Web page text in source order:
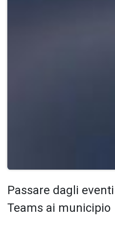
Passare dagli
Teams ai municipio